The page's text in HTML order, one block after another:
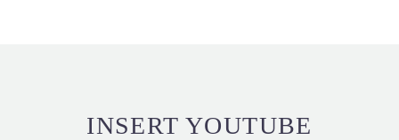
INSERT YOUTUBE